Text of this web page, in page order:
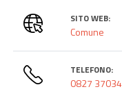
SITO WEB:
Comune
TELEFONO:
0827 37034